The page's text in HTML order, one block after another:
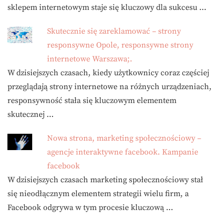
sklepem internetowym staje się kluczowy dla sukcesu …
Skutecznie się zareklamować – strony
responsywne Opole, responsywne strony
internetowe Warszawa;.
W dzisiejszych czasach, kiedy użytkownicy coraz częściej
przeglądają strony internetowe na różnych urządzeniach,
responsywność stała się kluczowym elementem
skutecznej …
Nowa strona, marketing społecznościowy –
agencje interaktywne facebook. Kampanie
facebook
W dzisiejszych czasach marketing społecznościowy stał
się nieodłącznym elementem strategii wielu firm, a
Facebook odgrywa w tym procesie kluczową …